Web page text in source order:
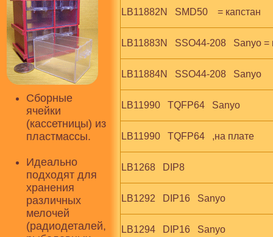
Сборные
ячейки
(кассетницы) из
пластмассы.
Идеально
подходят для
хранения
различных
мелочей
(радиодеталей,
LB11882N   SMD50    = капстан
LB11883N   SSO44-208   Sanyo =
LB11884N   SSO44-208   Sanyo
LB11990   TQFP64   Sanyo
LB11990   TQFP64   ,на плате
LB1268   DIP8
LB1292   DIP16   Sanyo
LB1294   DIP16   Sanyo